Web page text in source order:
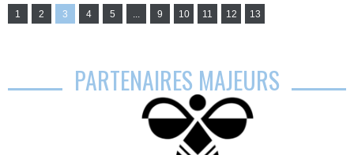
1 2 3 4 5 ... 9 10 11 12 13
PARTENAIRES MAJEURS